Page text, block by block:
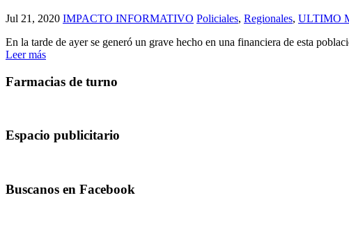
Jul 21, 2020 IMPACTO INFORMATIVO Policiales, Regionales, ULTIMO
En la tarde de ayer se generó un grave hecho en una financiera de esta
Leer más
Farmacias de turno
Espacio publicitario
Buscanos en Facebook